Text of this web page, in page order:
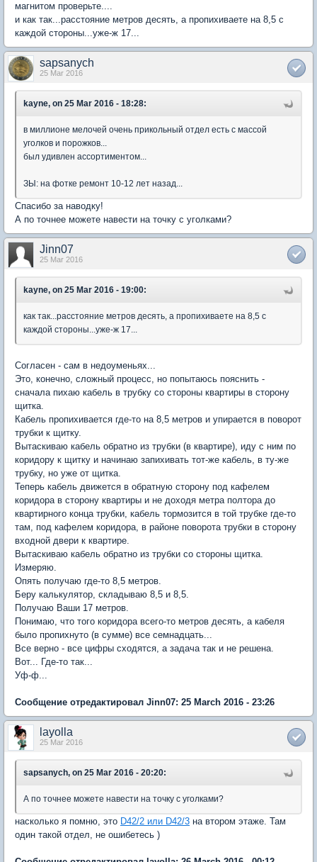
магнитом проверьте....
и как так...расстояние метров десять, а пропихиваете на 8,5 с
каждой стороны...уже-ж 17...
sapsanych
25 Mar 2016
kayne, on 25 Mar 2016 - 18:28:
в миллионе мелочей очень прикольный отдел есть с массой
уголков и порожков...
был удивлен ассортиментом...
ЗЫ: на фотке ремонт 10-12 лет назад...
Спасибо за наводку!
А по точнее можете навести на точку с уголками?
Jinn07
25 Mar 2016
kayne, on 25 Mar 2016 - 19:00:
как так...расстояние метров десять, а пропихиваете на 8,5 с
каждой стороны...уже-ж 17...
Согласен - сам в недоуменьях...
Это, конечно, сложный процесс, но попытаюсь пояснить -
сначала пихаю кабель в трубку со стороны квартиры в сторону
щитка.
Кабель пропихивается где-то на 8,5 метров и упирается в поворот
трубки к щитку.
Вытаскиваю кабель обратно из трубки (в квартире), иду с ним по
коридору к щитку и начинаю запихивать тот-же кабель, в ту-же
трубку, но уже от щитка.
Теперь кабель движется в обратную сторону под кафелем
коридора в сторону квартиры и не доходя метра полтора до
квартирного конца трубки, кабель тормозится в той трубке где-то
там, под кафелем коридора, в районе поворота трубки в сторону
входной двери к квартире.
Вытаскиваю кабель обратно из трубки со стороны щитка.
Измеряю.
Опять получаю где-то 8,5 метров.
Беру калькулятор, складываю 8,5 и 8,5.
Получаю Ваши 17 метров.
Понимаю, что того коридора всего-то метров десять, а кабеля
было пропихнуто (в сумме) все семнадцать...
Все верно - все цифры сходятся, а задача так и не решена.
Вот... Где-то так...
Уф-ф...
Сообщение отредактировал Jinn07: 25 March 2016 - 23:26
layolla
25 Mar 2016
sapsanych, on 25 Mar 2016 - 20:20:
А по точнее можете навести на точку с уголками?
насколько я помню, это D42/2 или D42/3 на втором этаже. Там
один такой отдел, не ошибетесь )